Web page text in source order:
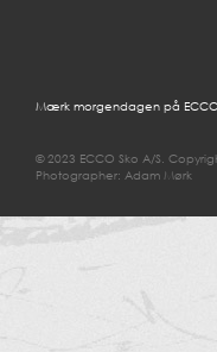
Mærk morgendagen på
© 2023 ECCO Sko A/S.
Photographer: Adam Mørk